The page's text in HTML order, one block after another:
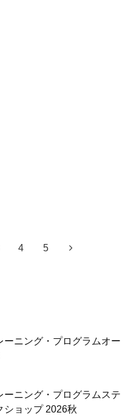
4 5
ーニング・プログラムオー
ーニング・プログラムステ
ショップ 2026秋